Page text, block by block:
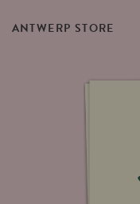
ANTWERP STORE